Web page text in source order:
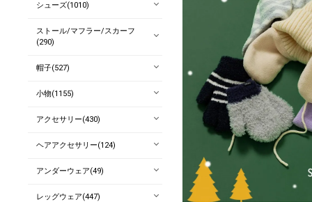
シューズ(1010)
ストール/マフラー/スカーフ
(290)
帽子(527)
小物(1155)
アクセサリー(430)
ヘアアクセサリー(124)
アンダーウェア(49)
レッグウェア(447)